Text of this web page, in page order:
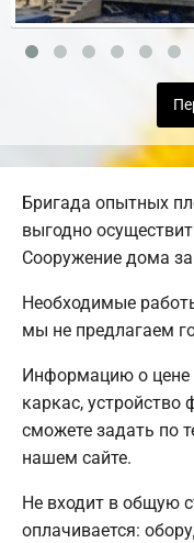
Бригада опытных
выгодно
Сооружение дома
Необходимые
мы не предлагаем
Информацию о цене
каркас,
сможете задать по
нашем сайте.
Не входит в общую
оплачивается: